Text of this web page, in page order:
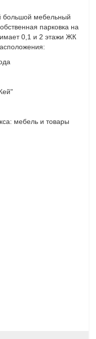
большой мебельный
парковка на
0,1 и 2 этажи ЖК
мебель и товары